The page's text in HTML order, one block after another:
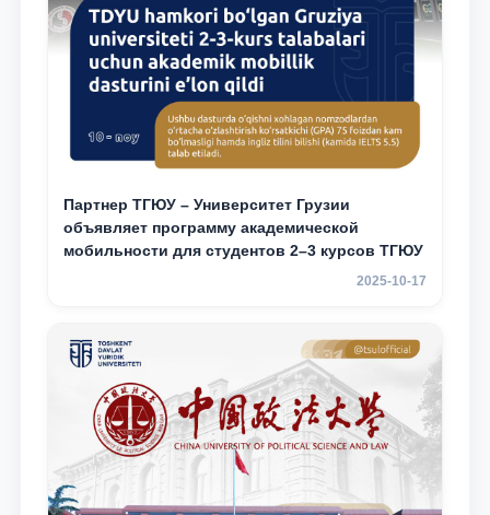
Партнер ТГЮУ – Университет Грузии
объявляет программу академической
мобильности для студентов 2–3 курсов ТГЮУ
2025-10-17